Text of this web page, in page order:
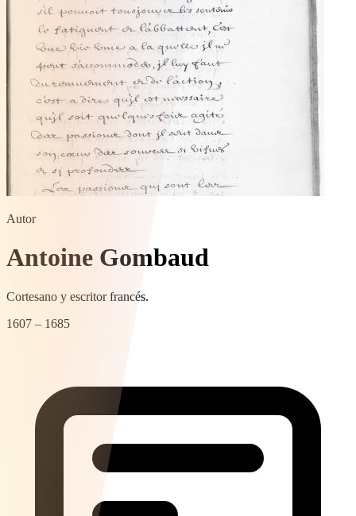
Autor
Antoine Gombaud
Cortesano y escritor francés.
1607 – 1685